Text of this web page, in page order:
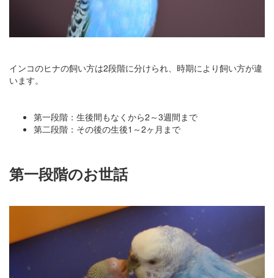
インコのヒナの飼い方は2段階に分けられ、時期により飼い方が違
います。
第一段階：生後間もなくから2～3週間まで
第二段階：その後の生後1～2ヶ月まで
第一段階のお世話